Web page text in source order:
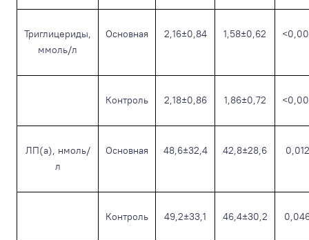
Триглицериды,
ммоль/л
Основная 2,16±0,84 1,58±0,62
Контроль 2,18±0,86 1,86±0,72
ЛП(а), нмоль/
л
Основная 48,6±32,4 42,8±28,6 0,012
Контроль 49,2±33,1 46,4±30,2